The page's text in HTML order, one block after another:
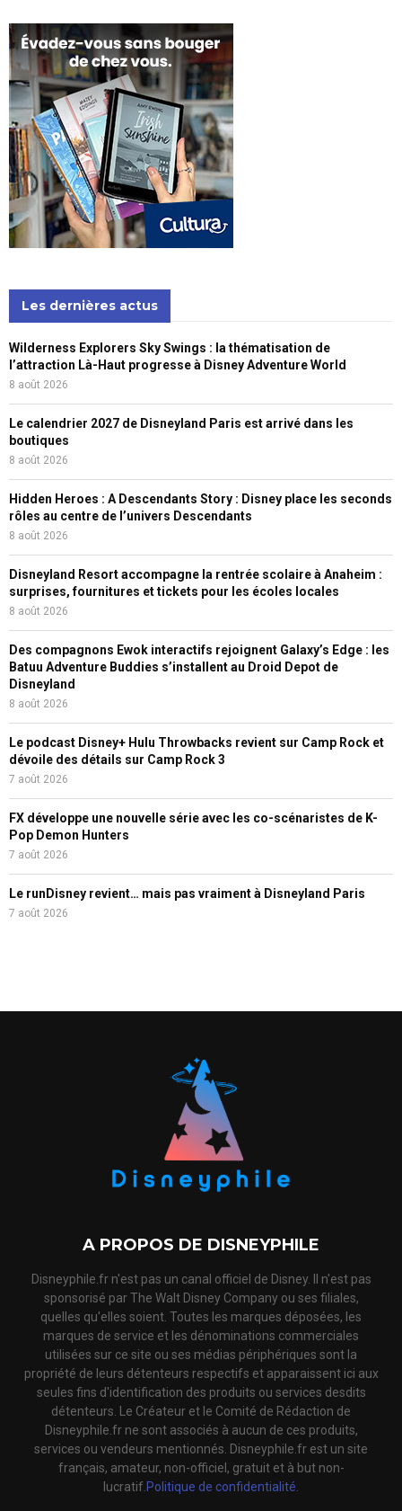
Les dernières actus
Wilderness Explorers Sky Swings : la thématisation de
l’attraction Là-Haut progresse à Disney Adventure World
8 août 2026
Le calendrier 2027 de Disneyland Paris est arrivé dans les
boutiques
8 août 2026
Hidden Heroes : A Descendants Story : Disney place les seconds
rôles au centre de l’univers Descendants
8 août 2026
Disneyland Resort accompagne la rentrée scolaire à Anaheim :
surprises, fournitures et tickets pour les écoles locales
8 août 2026
Des compagnons Ewok interactifs rejoignent Galaxy’s Edge : les
Batuu Adventure Buddies s’installent au Droid Depot de
Disneyland
8 août 2026
Le podcast Disney+ Hulu Throwbacks revient sur Camp Rock et
dévoile des détails sur Camp Rock 3
7 août 2026
FX développe une nouvelle série avec les co-scénaristes de K-
Pop Demon Hunters
7 août 2026
Le runDisney revient… mais pas vraiment à Disneyland Paris
7 août 2026
A PROPOS DE DISNEYPHILE
Disneyphile.fr n'est pas un canal officiel de Disney. Il n'est pas
sponsorisé par The Walt Disney Company ou ses filiales,
quelles qu'elles soient. Toutes les marques déposées, les
marques de service et les dénominations commerciales
utilisées sur ce site ou ses médias périphériques sont la
propriété de leurs détenteurs respectifs et apparaissent ici aux
seules fins d'identification des produits ou services desdits
détenteurs. Le Créateur et le Comité de Rédaction de
Disneyphile.fr ne sont associés à aucun de ces produits,
services ou vendeurs mentionnés. Disneyphile.fr est un site
français, amateur, non-officiel, gratuit et à but non-
lucratif. Politique de confidentialité.